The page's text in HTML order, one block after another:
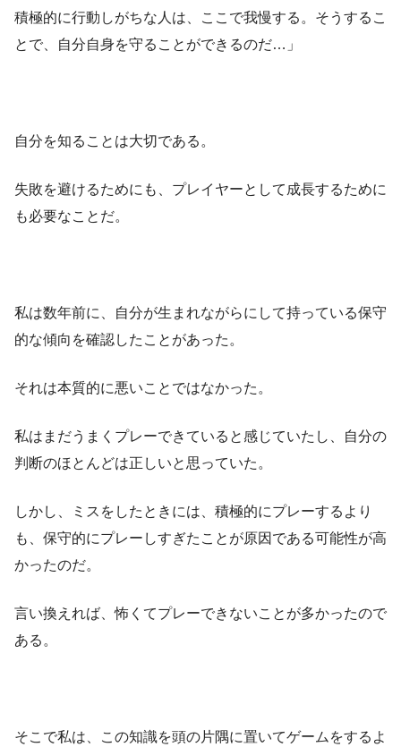
積極的に行動しがちな人は、ここで我慢する。そうするこ
とで、自分自身を守ることができるのだ…」
自分を知ることは大切である。
失敗を避けるためにも、プレイヤーとして成長するために
も必要なことだ。
私は数年前に、自分が生まれながらにして持っている保守
的な傾向を確認したことがあった。
それは本質的に悪いことではなかった。
私はまだうまくプレーできていると感じていたし、自分の
判断のほとんどは正しいと思っていた。
しかし、ミスをしたときには、積極的にプレーするより
も、保守的にプレーしすぎたことが原因である可能性が高
かったのだ。
言い換えれば、怖くてプレーできないことが多かったので
ある。
そこで私は、この知識を頭の片隅に置いてゲームをするよ